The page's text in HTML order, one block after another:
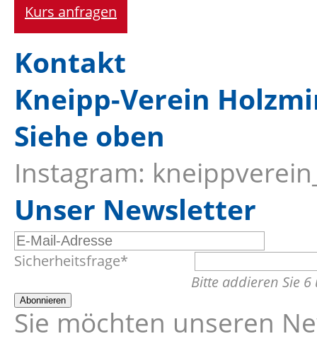
Kurs anfragen
Kontakt
Kneipp-Verein
Siehe oben
Instagram:
Unser Newsletter
E-
Mail-
Pflichtfeld
Sicherheitsfrage*
Bitte addieren Sie 6
Abonnieren
Sie möchten unseren